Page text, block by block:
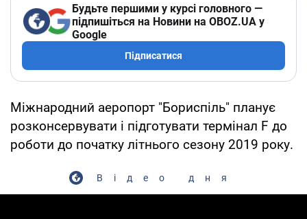
Будьте першими у курсі головного —
підпишіться на Новини на OBOZ.UA у
Google
Підписатися
Міжнародний аеропорт "Бориспіль" планує
розконсервувати і підготувати термінал F до
роботи до початку літнього сезону 2019 року.
Відео дня